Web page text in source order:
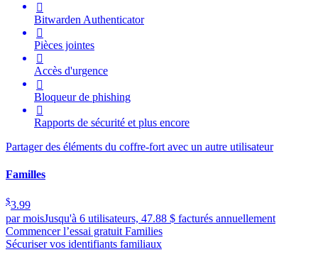

Bitwarden Authenticator

Pièces jointes

Accès d'urgence

Bloqueur de phishing

Rapports de sécurité et plus encore
Partager des éléments du coffre-fort avec un autre utilisateur
Familles
$3.99
par moisJusqu'à 6 utilisateurs, 47.88 $ facturés annuellement
Commencer l’essai gratuit Families
Sécuriser vos identifiants familiaux